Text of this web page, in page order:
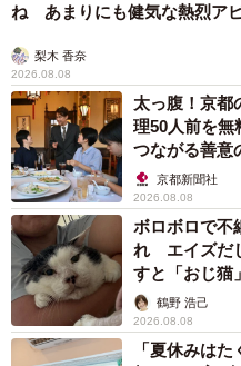
ね あまりにも健気な熱烈ア
梨木 香奈
2026.08.08
太っ腹！京都
理50人前を
つながる善意
京都新聞社
2026.08.08
ボロボロで不
れ エイズだ
すと「おじ猫
鶴野 浩己
2026.08.08
「夏休みは